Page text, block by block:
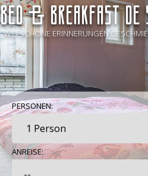
BED & BREAKFAST
- WO SCHÖNE ERINNERUNGEN
PERSONEN:
ANREISE: